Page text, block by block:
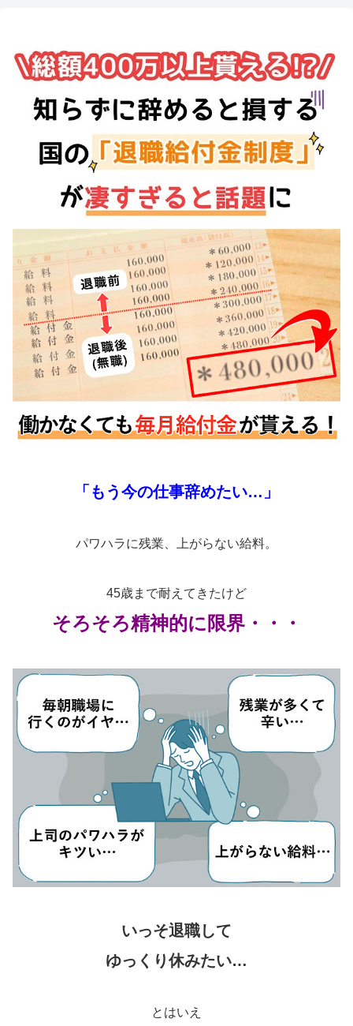
「もう今の仕事辞めたい…」
パワハラに残業、上がらない給料。
45歳まで耐えてきたけど
そろそろ精神的に限界・・・
いっそ退職して
ゆっくり休みたい…
とはいえ